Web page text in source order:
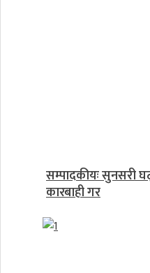
सम्पादकीयः सुनसरी
कारबाही गर